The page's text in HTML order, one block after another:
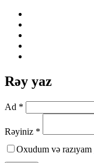
Rəy yaz
Ad *
Rəyiniz *
Oxudum və razıyam